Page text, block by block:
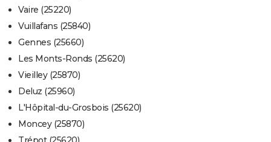
Vaire (25220)
Vuillafans (25840)
Gennes (25660)
Les Monts-Ronds (25620)
Vieilley (25870)
Deluz (25960)
L'Hôpital-du-Grosbois (25620)
Moncey (25870)